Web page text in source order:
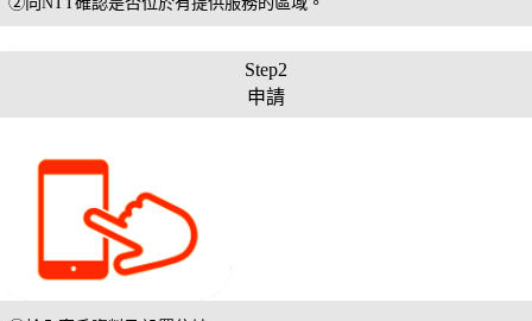
Step2
申請